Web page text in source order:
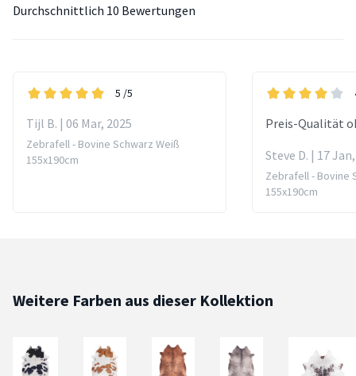
Durchschnittlich 10 Bewertungen
5 /5
Tijl B. | 06 Mar, 2025
Zebrafell - Bovine Schwarz Weiß
155x190cm
Preis-Qualität
Steve D. | 17
Zebrafell - Bovine
155x190cm
Weitere Farben aus dieser Kollektion